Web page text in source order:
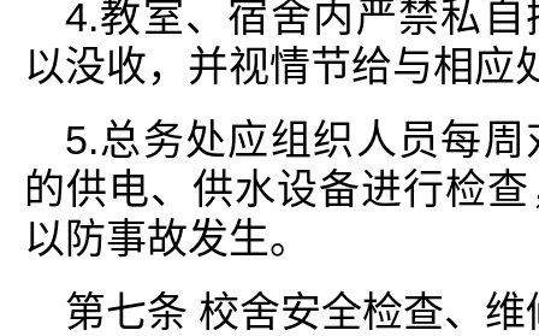
4.教室、宿舍内严禁私
以没收，并视情节给与相应
5.总务处应组织人员每
的供电、供水设备进行检
以防事故发生。
第七条 校舍安全检查、维